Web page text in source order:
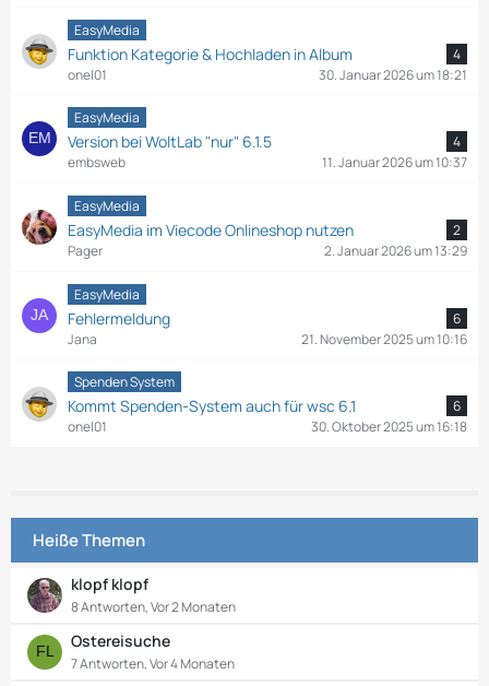
EasyMedia
Funktion Kategorie & Hochladen in Album
4
onel01
30. Januar 2026 um 18:21
EasyMedia
Version bei WoltLab "nur" 6.1.5
4
embsweb
11. Januar 2026 um 10:37
EasyMedia
EasyMedia im Viecode Onlineshop nutzen
2
Pager
2. Januar 2026 um 13:29
EasyMedia
Fehlermeldung
6
Jana
21. November 2025 um 10:16
Spenden System
Kommt Spenden-System auch für wsc 6.1
6
onel01
30. Oktober 2025 um 16:18
Heiße Themen
klopf klopf
8 Antworten, Vor 2 Monaten
Ostereisuche
7 Antworten, Vor 4 Monaten